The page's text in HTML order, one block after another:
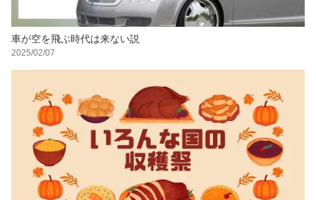
車が空を飛ぶ時代は来ない説
2025/02/07